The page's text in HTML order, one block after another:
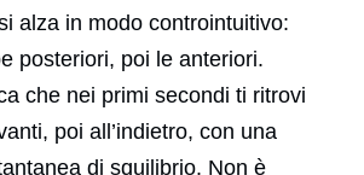
alza in modo controintuitivo:
posteriori, poi le anteriori.
che nei primi secondi ti ritrovi
poi all’indietro, con una
di squilibrio. Non è